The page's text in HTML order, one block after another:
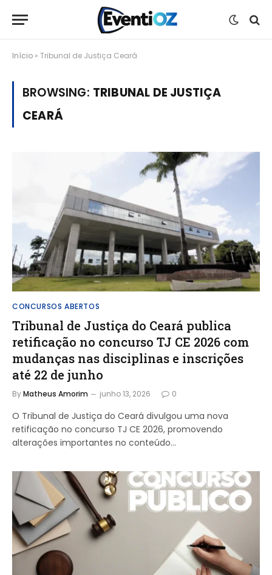
Início » Tribunal de Justiça Ceará
BROWSING: TRIBUNAL DE JUSTIÇA
CEARÁ
CONCURSOS ABERTOS
Tribunal de Justiça do Ceará publica
retificação no concurso TJ CE 2026 com
mudanças nas disciplinas e inscrições
até 22 de junho
ByMatheus Amorim junho 13, 2026 0
O Tribunal de Justiça do Ceará divulgou uma nova
retificação no concurso TJ CE 2026, promovendo
alterações importantes no conteúdo…